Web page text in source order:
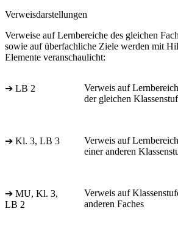
Verweisdarstellungen
Verweise auf Lernbereiche des gleichen
sowie auf überfachliche Ziele werden mit
Elemente veranschaulicht:
➔ LB 2
Verweis auf
der gleichen
➔ Kl. 3, LB 3
Verweis auf
einer anderen
➔ MU, Kl. 3,
LB 2
Verweis auf
anderen Faches